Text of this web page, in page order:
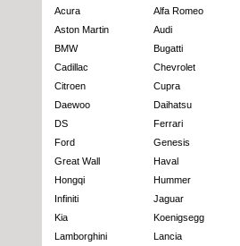
Acura Alfa Romeo
Aston Martin
Audi
BMW
Bugatti
Cadillac
Chevrolet
Citroen
Cupra
Daewoo
Daihatsu
DS
Ferrari
Ford
Genesis
Great Wall
Haval
Hongqi
Hummer
Infiniti
Jaguar
Kia
Koenigsegg
Lamborghini
Lancia